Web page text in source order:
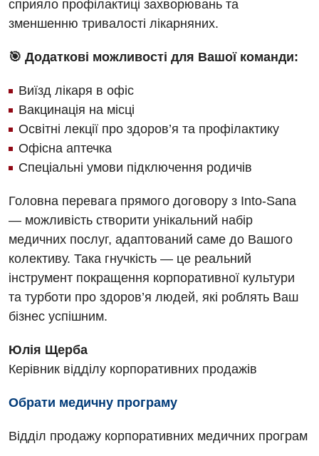
Медична психологія
Неврологія
Онкологічне відділлення
Оториноларингологія
Офтальмологічне відділення
Проктологія
Пульмонологія
Ревматологія
Терапія
Травматологія і ортопедія
Урологія
Хірургічне відділення
Для дітей
Дитяча алергологія
сприяло профілактиці захворювань та
зменшенню тривалості лікарняних.
🎯 Додаткові можливості для Вашої команди:
Виїзд лікаря в офіс
Вакцинація на місці
Освітні лекції про здоров’я та профілактику
Офісна аптечка
Спеціальні умови підключення родичів
Головна перевага прямого договору з Into-Sana
— можливість створити унікальний набір
медичних послуг, адаптований саме до Вашого
колективу. Така гнучкість — це реальний
інструмент покращення корпоративної культури
та турботи про здоров’я людей, які роблять Ваш
бізнес успішним.
Юлія Щерба
Керівник відділу корпоративних продажів
Обрати медичну програму
Відділ продажу корпоративних медичних програм